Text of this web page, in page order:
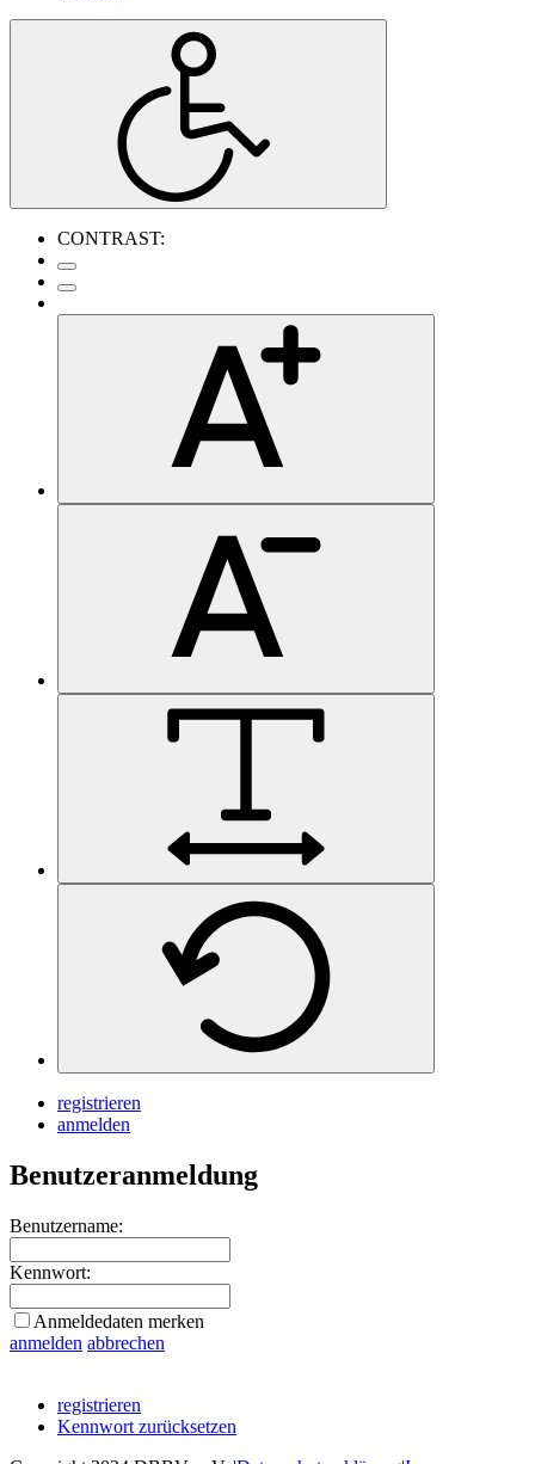
CONTRAST:
registrieren
anmelden
Benutzeranmeldung
Benutzername:
Kennwort:
Anmeldedaten merken
anmelden abbrechen
registrieren
Kennwort zurücksetzen